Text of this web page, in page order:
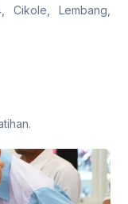
Cikole, Lembang,